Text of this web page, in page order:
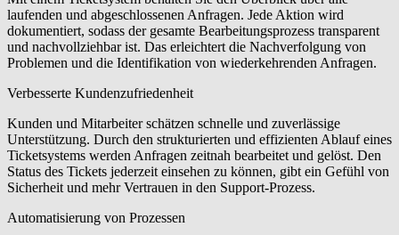
laufenden und abgeschlossenen Anfragen. Jede Aktion wird
dokumentiert, sodass der gesamte Bearbeitungsprozess transparent
und nachvollziehbar ist. Das erleichtert die Nachverfolgung von
Problemen und die Identifikation von wiederkehrenden Anfragen.
Verbesserte Kundenzufriedenheit
Kunden und Mitarbeiter schätzen schnelle und zuverlässige
Unterstützung. Durch den strukturierten und effizienten Ablauf eines
Ticketsystems werden Anfragen zeitnah bearbeitet und gelöst. Den
Status des Tickets jederzeit einsehen zu können, gibt ein Gefühl von
Sicherheit und mehr Vertrauen in den Support-Prozess.
Automatisierung von Prozessen